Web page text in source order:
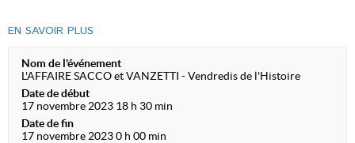
EN SAVOIR PLUS
Nom de l'événement
L'AFFAIRE SACCO et VANZETTI - Vendredis de l'Histoire
Date de début
17 novembre 2023 18 h 30 min
Date de fin
17 novembre 2023 0 h 00 min